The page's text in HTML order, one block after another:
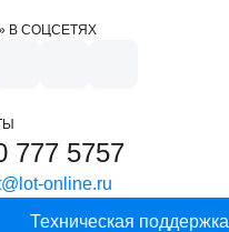
В СОЦСЕТЯХ
777 5757
online.ru
Техническая поддержка